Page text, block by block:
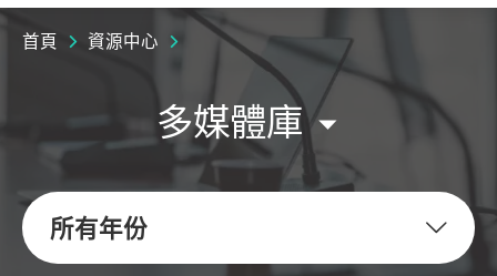
首頁 資源中心
多媒體庫
所有年份